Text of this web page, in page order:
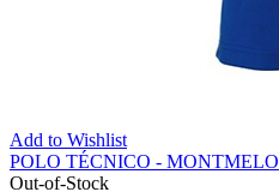
Add to Wishlist
POLO TÉCNICO - MONTMELO
Out-of-Stock